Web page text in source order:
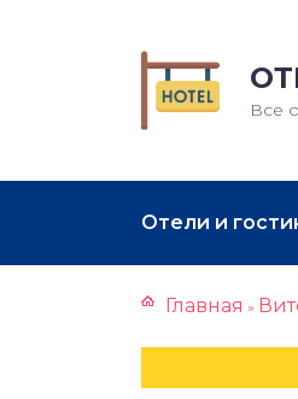
Все
Отели и
Главная »